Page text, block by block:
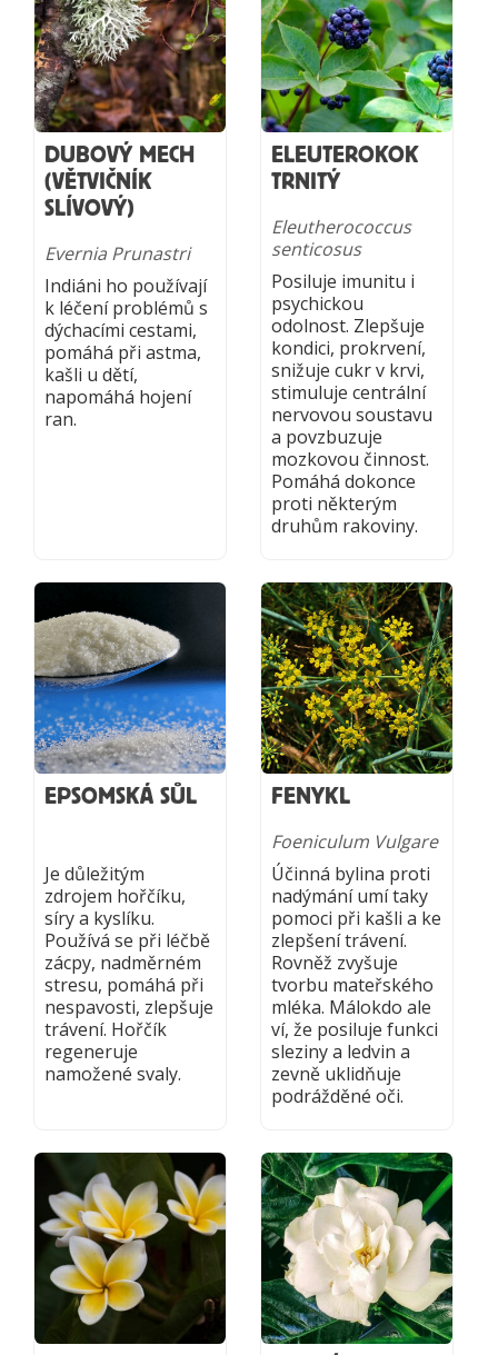
DUBOVÝ MECH
(VĚTVIČNÍK
SLÍVOVÝ)
Evernia Prunastri
Indiáni ho používají
k léčení problémů s
dýchacími cestami,
pomáhá při astma,
kašli u dětí,
napomáhá hojení
ran.
ELEUTEROKOK
TRNITÝ
Eleutherococcus
senticosus
Posiluje imunitu i
psychickou
odolnost. Zlepšuje
kondici, prokrvení,
snižuje cukr v krvi,
stimuluje centrální
nervovou soustavu
a povzbuzuje
mozkovou činnost.
Pomáhá dokonce
proti některým
druhům rakoviny.
EPSOMSKÁ SŮL
Je důležitým
zdrojem hořčíku,
síry a kyslíku.
Používá se při léčbě
zácpy, nadměrném
stresu, pomáhá při
nespavosti, zlepšuje
trávení. Hořčík
regeneruje
namožené svaly.
FENYKL
Foeniculum Vulgare
Účinná bylina proti
nadýmání umí taky
pomoci při kašli a ke
zlepšení trávení.
Rovněž zvyšuje
tvorbu mateřského
mléka. Málokdo ale
ví, že posiluje funkci
sleziny a ledvin a
zevně uklidňuje
podrážděné oči.